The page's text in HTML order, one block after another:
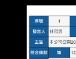
https://
_1 內文：
https://
--